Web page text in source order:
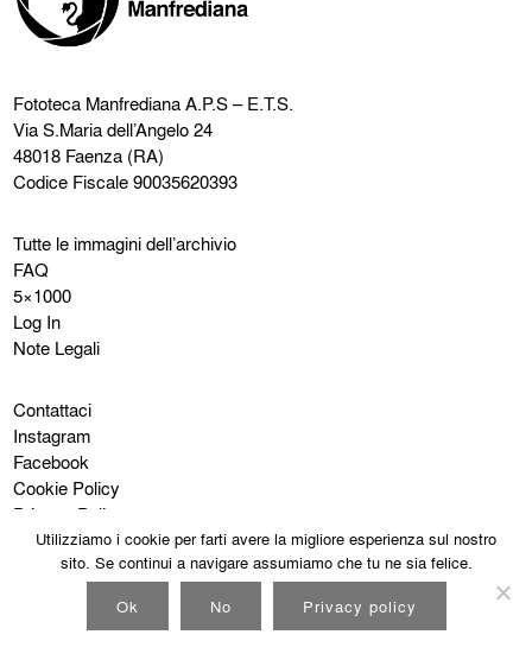
Fototeca ManfredianaA.P.S – E.T.S.
Via S.Maria dell’Angelo 24
48018 Faenza (RA)
Codice Fiscale 90035620393
Tutte le immagini dell’archivio
FAQ
5×1000
Log In
Note Legali
Contattaci
Instagram
Facebook
Cookie Policy
Privacy Policy
Utilizziamo i cookie per farti avere la migliore esperienza sul nostro
sito. Se continui a navigare assumiamo che tu ne sia felice.
Ok
No Privacy policy